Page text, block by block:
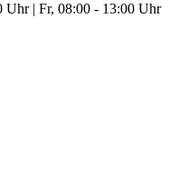
| Fr, 08:00 - 13:00 Uhr